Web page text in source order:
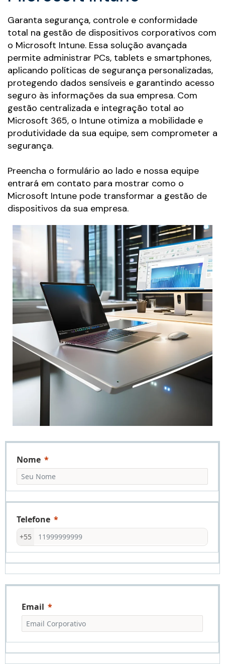
Garanta segurança, controle e conformidade
total na gestão de dispositivos corporativos com
o Microsoft Intune. Essa solução avançada
permite administrar PCs, tablets e smartphones,
aplicando políticas de segurança personalizadas,
protegendo dados sensíveis e garantindo acesso
seguro às informações da sua empresa. Com
gestão centralizada e integração total ao
Microsoft 365, o Intune otimiza a mobilidade e
produtividade da sua equipe, sem comprometer a
segurança.
Preencha o formulário ao lado e nossa equipe
entrará em contato para mostrar como o
Microsoft Intune pode transformar a gestão de
dispositivos da sua empresa.
Nome
Telefone
+55
Email